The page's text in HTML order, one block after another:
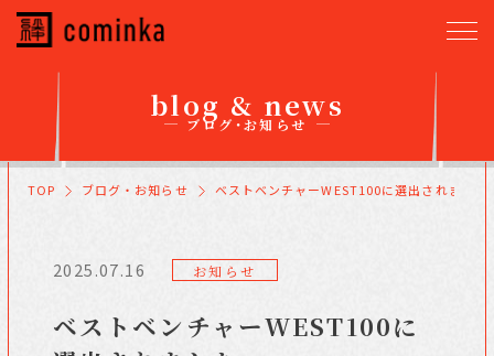
blog & news
ブログ・お知らせ
2025.07.16 お知らせ
ベストベンチャーWEST100に
TOP ブログ・お知らせ ベストベンチャーWEST100に選出されました